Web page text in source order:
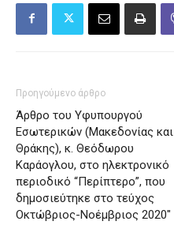
Προηγούμενο άρθρο
Άρθρο του Υφυπουργού
Εσωτερικών (Μακεδονίας και
Θράκης), κ. Θεόδωρου
Καράογλου, στο ηλεκτρονικό
περιοδικό “Περίπτερο”, που
δημοσιεύτηκε στο τεύχος
Οκτώβριος-Νοέμβριος 2020″